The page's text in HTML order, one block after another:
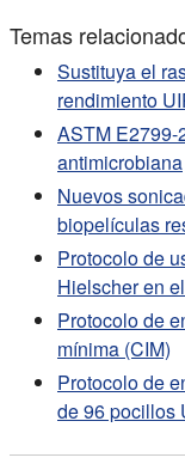
Temas
Sustituya el
rendimiento
ASTM E2799-
antimicrobiana
Nuevos
biopelículas
Protocolo de
Hielscher en
Protocolo de
mínima (CIM)
Protocolo de
de 96 pocillos